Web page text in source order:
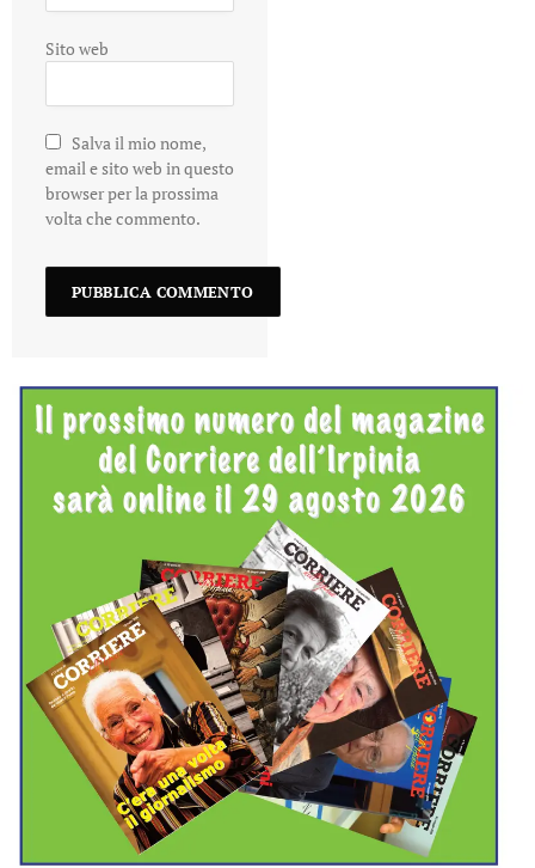
Sito web
Salva il mio nome,
email e sito web in questo
browser per la prossima
volta che commento.